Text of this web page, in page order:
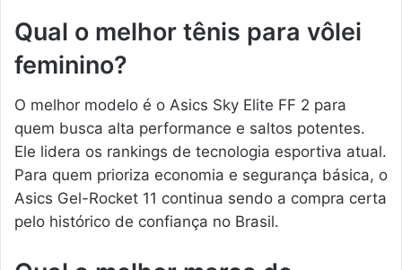
Qual o melhor tênis para vôlei
feminino?
O melhor modelo é o Asics Sky Elite FF 2 para
quem busca alta performance e saltos potentes.
Ele lidera os rankings de tecnologia esportiva atual.
Para quem prioriza economia e segurança básica, o
Asics Gel-Rocket 11 continua sendo a compra certa
pelo histórico de confiança no Brasil.